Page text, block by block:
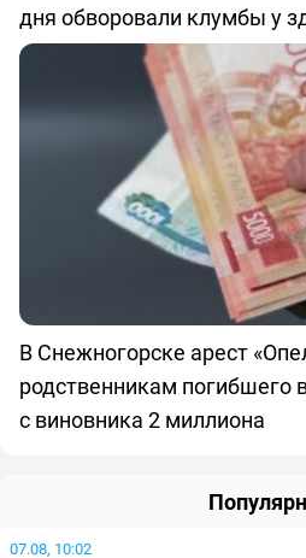
дня обворовали клумбы у
В Снежногорске арест
родственникам погибшего
с виновника 2 миллиона
07.08, 10:02